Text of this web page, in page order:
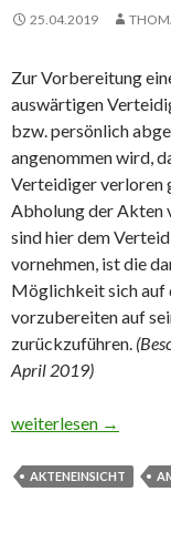
25.04.2019
Zur Vorbereitung
auswärtigen
bzw. persönlich
angenommen wird,
Verteidiger verloren
Abholung der Akten
sind hier dem
vornehmen, ist die
Möglichkeit sich auf
vorzubereiten auf
zurückzuführen.
April 2019)
Verteidiger sind in
weiterlesen →
AKTENEINSICHT